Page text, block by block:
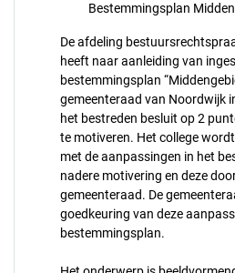
Bestemmingsplan
De afdeling
heeft naar aanleiding van
bestemmingsplan
gemeenteraad van Noordwijk
het bestreden besluit op 2
te motiveren. Het college
met de aanpassingen in het
nadere motivering en deze
gemeenteraad. De
goedkeuring van deze
bestemmingsplan.